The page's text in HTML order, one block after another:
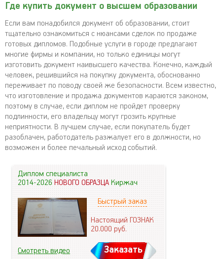
Где купить документ о высшем образовании
Если вам понадобился документ об образовании, стоит
тщательно ознакомиться с нюансами сделок по продаже
готовых дипломов. Подобные услуги в городе предлагают
многие фирмы и компании, но только единицы могут
изготовить документ наивысшего качества. Конечно, каждый
человек, решившийся на покупку документа, обоснованно
переживает по поводу своей же безопасности. Всем известно,
что изготовление и продажа документов караются законом,
поэтому в случае, если диплом не пройдет проверку
подлинности, его владельцу могут грозить крупные
неприятности. В лучшем случае, если покупатель будет
разоблачен, работодатель разжалует его в должности, но
возможен и более печальный исход событий.
Диплом специалиста
2014-2026НОВОГО ОБРАЗЦАКиржач
Быстрый заказ
Настоящий ГОЗНАК
20.000руб.
Смотреть видео Заказать